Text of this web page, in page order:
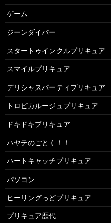
ゲーム
ジーンダイバー
スタートゥインクルプリキュア
スマイルプリキュア
デリシャスパーティプリキュア
トロピカルージュプリキュア
ドキドキプリキュア
ハヤテのごとく！！
ハートキャッチプリキュア
パソコン
ヒーリングっどプリキュア
プリキュア歴代